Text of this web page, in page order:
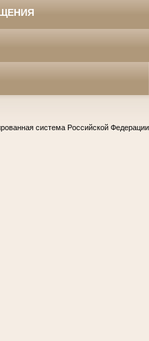
система Российской